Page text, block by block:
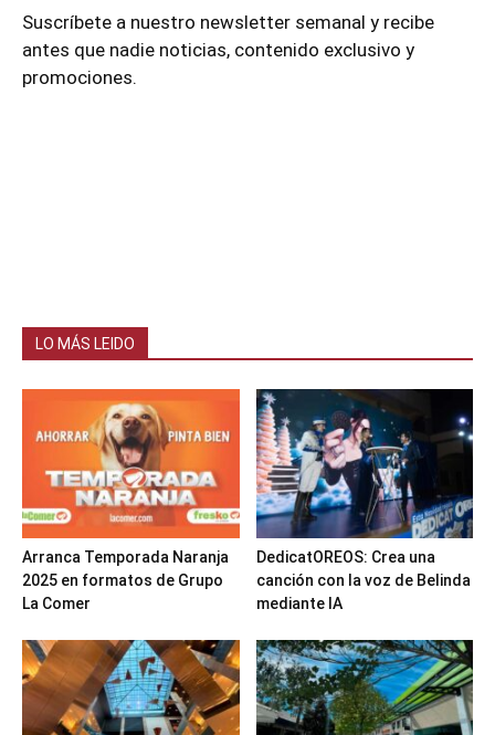
Suscríbete a nuestro newsletter semanal y recibe
antes que nadie noticias, contenido exclusivo y
promociones.
LO MÁS LEIDO
Arranca Temporada Naranja
2025 en formatos de Grupo
La Comer
DedicatOREOS: Crea una
canción con la voz de Belinda
mediante IA